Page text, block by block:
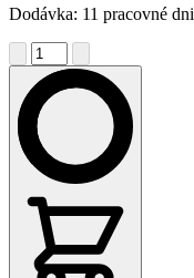
Dodávka: 11 pracovné dni